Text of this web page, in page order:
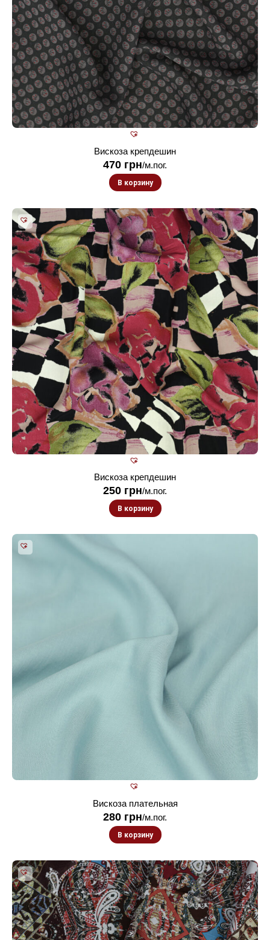
Вискоза крепдешин
470 грн/м.пог.
В корзину
Вискоза крепдешин
250 грн/м.пог.
В корзину
Вискоза плательная
280 грн/м.пог.
В корзину